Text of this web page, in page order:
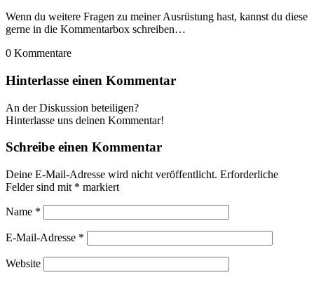
Wenn du weitere Fragen zu meiner Ausrüstung hast, kannst du diese
gerne in die Kommentarbox schreiben…
0 Kommentare
Hinterlasse einen Kommentar
An der Diskussion beteiligen?
Hinterlasse uns deinen Kommentar!
Schreibe einen Kommentar
Deine E-Mail-Adresse wird nicht veröffentlicht. Erforderliche
Felder sind mit * markiert
Name *
E-Mail-Adresse *
Website